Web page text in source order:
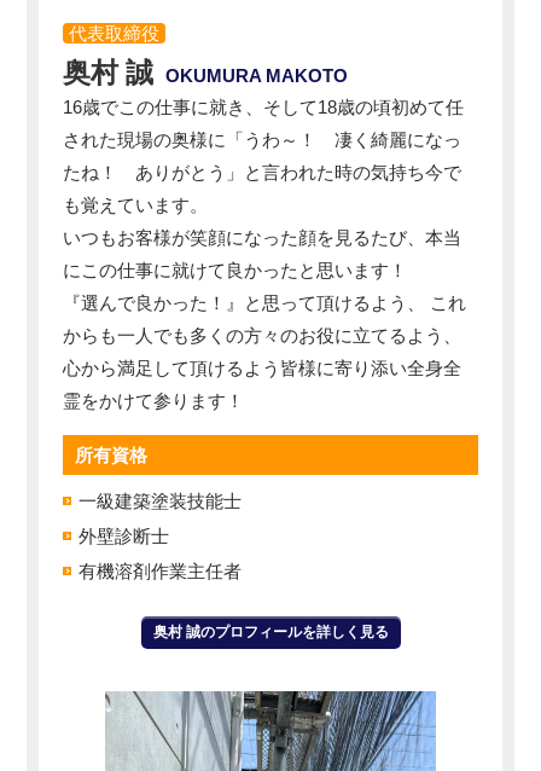
代表取締役
奥村 誠
OKUMURA MAKOTO
16歳でこの仕事に就き、そして18歳の頃初めて任
された現場の奥様に「うわ～！ 凄く綺麗になっ
たね！ ありがとう」と言われた時の気持ち今で
も覚えています。
いつもお客様が笑顔になった顔を見るたび、本当
にこの仕事に就けて良かったと思います！
『選んで良かった！』と思って頂けるよう、 これ
からも一人でも多くの方々のお役に立てるよう、
心から満足して頂けるよう皆様に寄り添い全身全
霊をかけて参ります！
所有資格
一級建築塗装技能士
外壁診断士
有機溶剤作業主任者
奥村 誠のプロフィールを詳しく見る